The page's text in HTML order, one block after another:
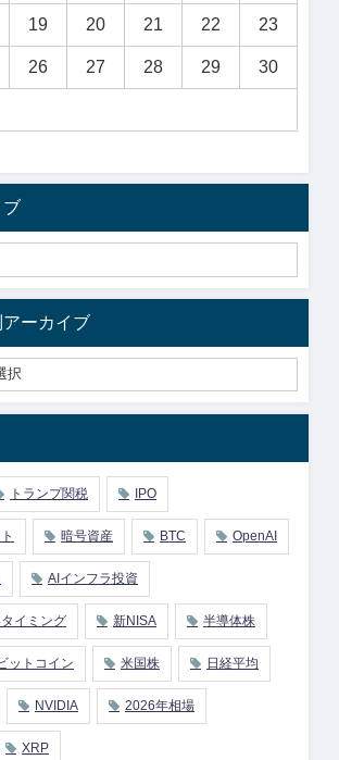
19 20 21 22 23
26 27 28 29 30
ブ
ーカイブ
トランプ関税 IPO
暗号資産 BTC OpenAI
AIインフラ投資
イミング 新NISA 半導体株
ットコイン 米国株 日経平均
NVIDIA 2026年相場
XRP